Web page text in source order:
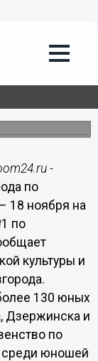
участие
17-18 ноября
-
по
18 ноября на
по
культуры и
130 юных
Дзержинска и
по
среди юношей